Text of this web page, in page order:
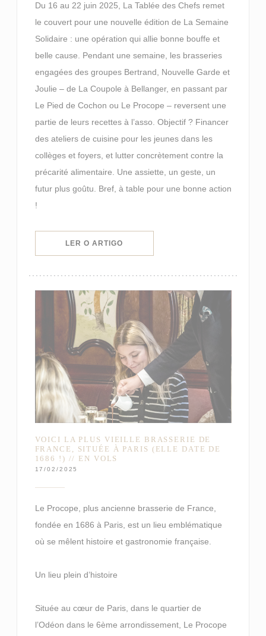
Du 16 au 22 juin 2025, La Tablée des Chefs remet
le couvert pour une nouvelle édition de La Semaine
Solidaire : une opération qui allie bonne bouffe et
belle cause. Pendant une semaine, les brasseries
engagées des groupes Bertrand, Nouvelle Garde et
Joulie – de La Coupole à Bellanger, en passant par
Le Pied de Cochon ou Le Procope – reversent une
partie de leurs recettes à l’asso. Objectif ? Financer
des ateliers de cuisine pour les jeunes dans les
collèges et foyers, et lutter concrètement contre la
précarité alimentaire. Une assiette, un geste, un
futur plus goûtu. Bref, à table pour une bonne action
!
LER O ARTIGO
VOICI LA PLUS VIEILLE BRASSERIE DE
FRANCE, SITUÉE À PARIS (ELLE DATE DE
1686 !) // EN VOLS
17/02/2025
Le Procope, plus ancienne brasserie de France,
fondée en 1686 à Paris, est un lieu emblématique
où se mêlent histoire et gastronomie française.
Un lieu plein d’histoire
Située au cœur de Paris, dans le quartier de
l’Odéon dans le 6ème arrondissement, Le Procope